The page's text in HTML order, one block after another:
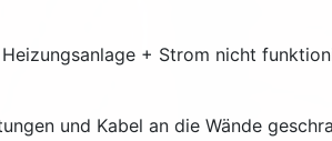
+ Strom nicht
und Kabel an die Wände